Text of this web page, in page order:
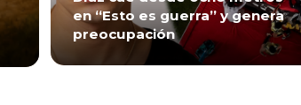
en “Esto es guerra” y genera
preocupación